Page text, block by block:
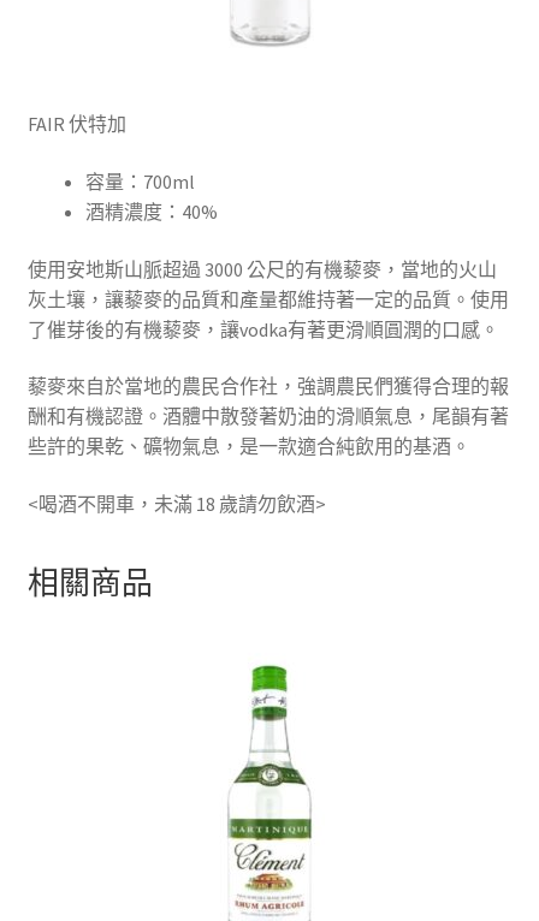
FAIR 伏特加
容量：700ml
酒精濃度：40%
使用安地斯山脈超過 3000 公尺的有機藜麥，當地的火山
灰土壤，讓藜麥的品質和產量都維持著一定的品質。 使用
了催芽後的有機藜麥，讓vodka有著更滑順圓潤的口感。
藜麥來自於當地的農民合作社，強調農民們獲得合理的報
酬和有機認證。 酒體中散發著奶油的滑順氣息，尾韻有著
些許的果乾、礦物氣息，是一款適合純飲用的基酒。
<喝酒不開車，未滿 18 歲請勿飲酒>
相關商品